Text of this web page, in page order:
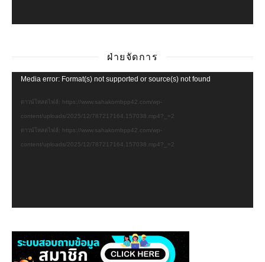
ฝ่ายจัดการ
ตัว
ไฟล์
วิดีโอ
Media error: Format(s) not supported or source(s) not found
ดาวน์โหลดไฟล์: https://www.sahakornbpp42.com/wp-
content/uploads/2025/12/787217164.157038.mp4?_=2
ดาวน์โหลดไฟล์: https://www.sahakornbpp42.com/wp-
content/uploads/2025/12/787217164.157038.mp4?_=2